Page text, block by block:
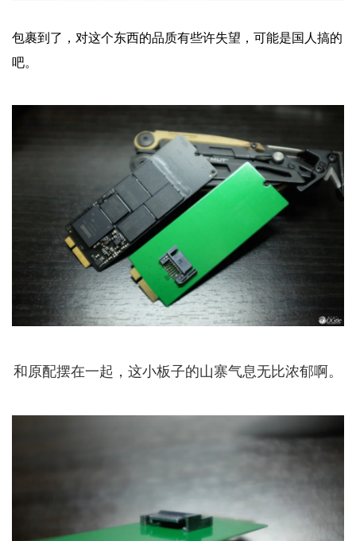
包裹到了，对这个东西的品质有些许失望，可能是国人搞的
吧。
和原配摆在一起，这小板子的山寨气息无比浓郁啊。